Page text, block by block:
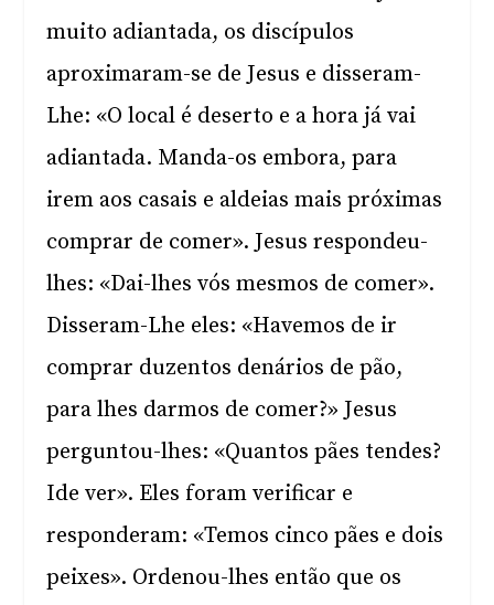
muito adiantada, os discípulos
aproximaram-se de Jesus e disseram-
Lhe: «O local é deserto e a hora já vai
adiantada. Manda-os embora, para
irem aos casais e aldeias mais próximas
comprar de comer». Jesus respondeu-
lhes: «Dai-lhes vós mesmos de comer».
Disseram-Lhe eles: «Havemos de ir
comprar duzentos denários de pão,
para lhes darmos de comer?» Jesus
perguntou-lhes: «Quantos pães tendes?
Ide ver». Eles foram verificar e
responderam: «Temos cinco pães e dois
peixes». Ordenou-lhes então que os